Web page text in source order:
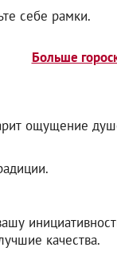
себе рамки.
Больше
ощущение
качества.